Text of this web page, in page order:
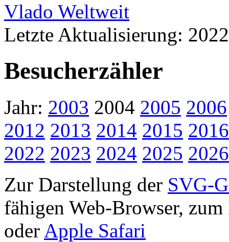
Vlado Weltweit
Letzte Aktualisierung:
Besucherzähler
Jahr: 2003 2004 2005 2006
2012 2013 2014 2015 2016
2022 2023 2024 2025 2026
Zur Darstellung der SVG-
fähigen Web-Browser,
oder Apple Safari